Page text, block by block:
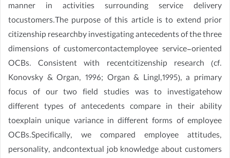
manner in activities surrounding service delivery
tocustomers.The purpose of this article is to extend prior
citizenship researchby investigating antecedents of the three
dimensions of customercontactemployee service-oriented
OCBs. Consistent with recentcitizenship research (cf.
Konovsky & Organ, 1996; Organ & Lingl,1995), a primary
focus of our two field studies was to investigatehow
different types of antecedents compare in their ability
toexplain unique variance in different forms of employee
OCBs.Specifically, we compared employee attitudes,
personality, andcontextual job knowledge about customers